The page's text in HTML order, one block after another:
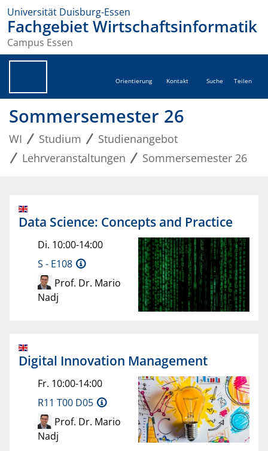
Universität Duisburg-Essen
Fachgebiet Wirtschaftsinformatik
Campus Essen
Orientierung Kontakt Suche Teilen
Sommersemester 26
WI Studium
Studienangebot
Lehrveranstaltungen
Sommersemester 26
Data Science: Concepts and Practice
Di. 10:00-14:00
S - E108
Prof. Dr. Mario
Nadj
Digital Innovation Management
Fr. 10:00-14:00
R11 T00 D05
Prof. Dr. Mario
Nadj